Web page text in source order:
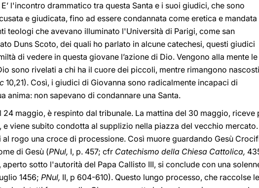
E’ l'incontro drammatico tra questa Santa e i suoi giudici, che sono
e giudicata, fino ad essere condannata come eretica e mandata
teologi che avevano illuminato l'Università di Parigi, come san
Duns Scoto, dei quali ho parlato in alcune catechesi, questi giudici
di vedere in questa giovane l’azione di Dio. Vengono alla mente le
sono rivelati a chi ha il cuore dei piccoli, mentre rimangono
10,21). Così, i giudici di Giovanna sono radicalmente incapaci di
anima: non sapevano di condannare una Santa.
maggio, è respinto dal tribunale. La mattina del 30 maggio, riceve
viene subito condotta al supplizio nella piazza del vecchio mercato.
rogo una croce di processione. Così muore guardando Gesù
di Gesù (PNul, I, p. 457; cfr Catechismo della Chiesa Cattolica,
, aperto sotto l'autorità del Papa Callisto III, si conclude con una
1456; PNul, II, p 604-610). Questo lungo processo, che raccolse le